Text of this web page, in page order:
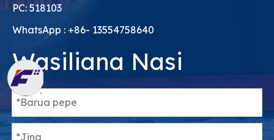
PC: 518103
WhatsApp : +86- 13554758640
Wasiliana Nasi